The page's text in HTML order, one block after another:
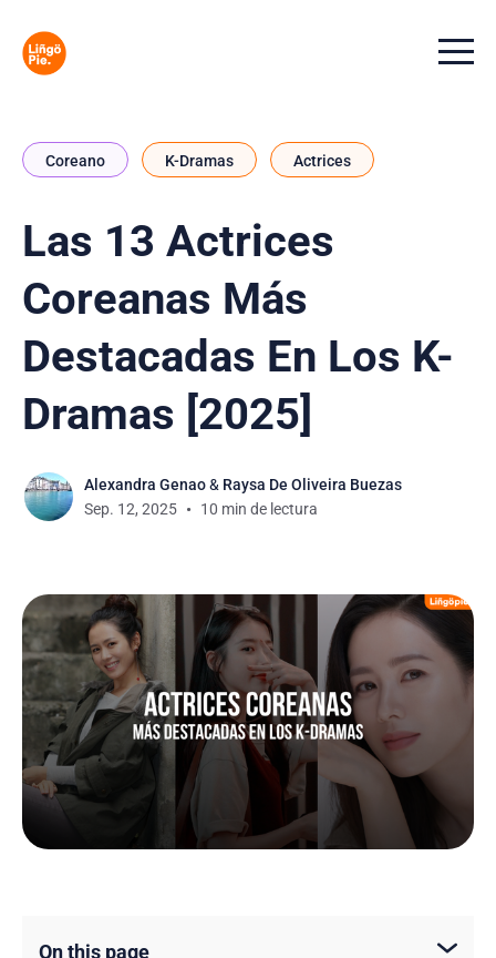
Menu
Coreano K-Dramas Actrices
Las 13 Actrices
Coreanas Más
Destacadas En Los K-
Dramas [2025]
Alexandra Genao& Raysa De Oliveira Buezas
Sep. 12, 2025
10 min de lectura
On this page